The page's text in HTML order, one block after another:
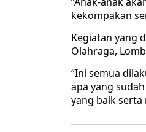
kekompakan
Kegiatan yang
Olahraga,
“Ini semua
apa yang
yang baik serta